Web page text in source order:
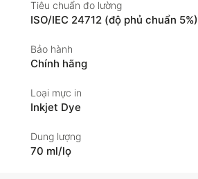
Tiêu chuẩn đo lường
ISO/IEC 24712 (độ phủ chuẩn 5%)
Bảo hành
Chính hãng
Loại mực in
Inkjet Dye
Dung lượng
70 ml/lọ